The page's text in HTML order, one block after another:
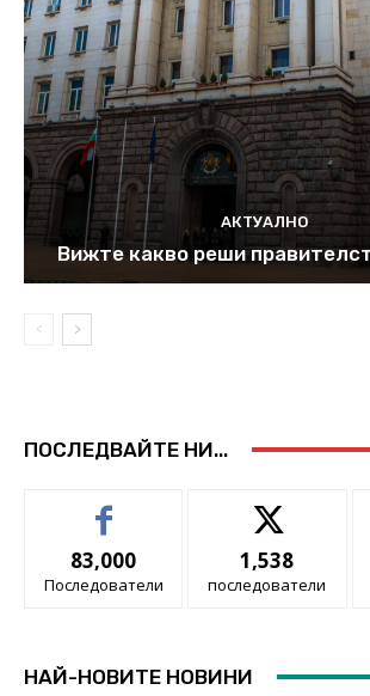
АКТУАЛНО
Вижте какво реши
ПОСЛЕДВАЙТЕ НИ...
83,000
Последователи
1,538
последователи
НАЙ-НОВИТЕ НОВИНИ